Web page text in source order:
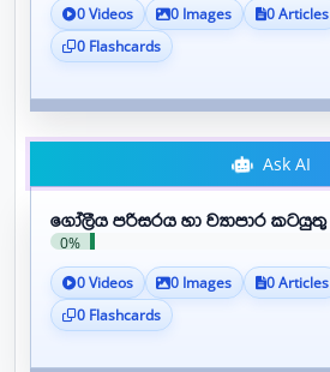
0 Videos 0 Images 0 Articles
0 Flashcards
Ask AI
ගෝලීය පරිසරය හා ව්‍යාපාර කටයුතු
0%
0 Videos 0 Images 0 Articles
0 Flashcards